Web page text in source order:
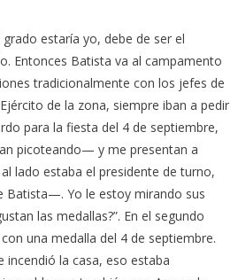
estaría yo, debe de ser el
Entonces Batista va al campamento
tradicionalmente con los jefes de
de la zona, siempre iban a pedir
para la fiesta del 4 de septiembre,
picoteando— y me presentan a
lado estaba el presidente de turno,
Yo le estoy mirando sus
las medallas?”. En el segundo
una medalla del 4 de septiembre.
incendió la casa, eso estaba